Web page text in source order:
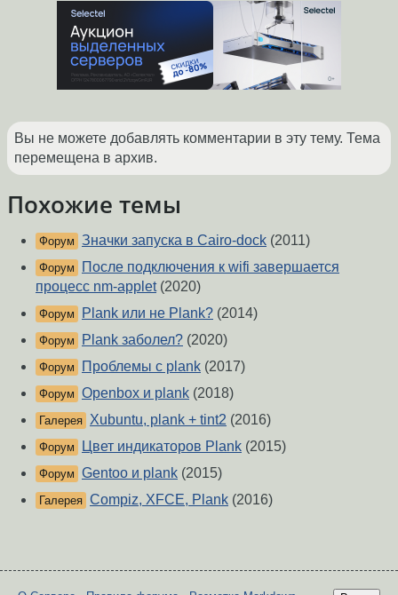
Вы не можете добавлять комментарии в эту тему. Тема
перемещена в архив.
Похожие темы
Форум Значки запуска в Cairo-dock (2011)
Форум
После подключения к wifi завершается
процесс nm-applet(2020)
Форум Plank или не Plank? (2014)
Форум Plank заболел? (2020)
Форум Проблемы с plank (2017)
Форум Openbox и plank (2018)
Галерея Xubuntu, plank + tint2 (2016)
Форум Цвет индикаторов Plank (2015)
Форум Gentoo и plank (2015)
Галерея Compiz, XFCE, Plank (2016)